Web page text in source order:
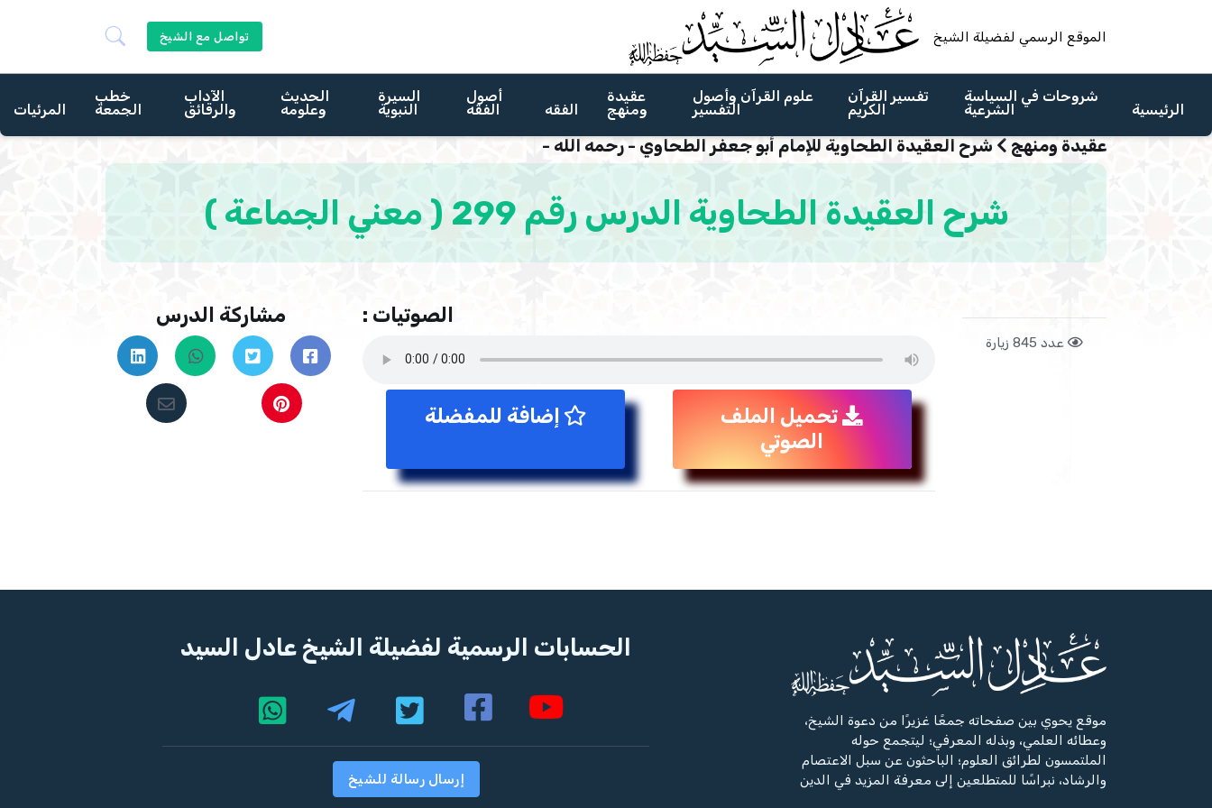
الموقع الرسمي لفضيلة الشيخ تواصل مع الشيخ
الرئيسية
شروحات في السياسة
الشرعية
تفسير القرآن
الكريم
علوم القرآن وأصول
التفسير
عقيدة
ومنهج الفقه
أصول
الفقه
السيرة
النبوية
الحديث
وعلومه
الآداب
والرقائق
خطب
الجمعة المرئيات
عقيدة ومنهج شرح العقيدة الطحاوية للإمام أبو جعفر الطحاوي - رحمه الله -
شرح العقيدة الطحاوية الدرس رقم 299 ( معني الجماعة )
عدد 845 زيارة
الصوتيات :
تحميل الملف
الصوتي
إضافة للمفضلة
مشاركة الدرس
موقع يحوي بين صفحاته جمعًا غزيرًا من دعوة الشيخ،
وعطائه العلمي، وبذله المعرفي؛ ليتجمع حوله
الملتمسون لطرائق العلوم؛ الباحثون عن سبل الاعتصام
والرشاد، نبراسًا للمتطلعين إلى معرفة المزيد في الدين
الحسابات الرسمية لفضيلة الشيخ عادل السيد
إرسال رسالة للشيخ